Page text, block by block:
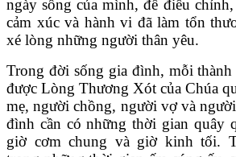
ngày sống của mình, để điều
cảm xúc và hành vi đã làm tổn
xé lòng những người thân yêu.
Trong đời sống gia đình, mỗi thành
được Lòng Thương Xót của Chúa
mẹ, người chồng, người vợ và
đình cần có những thời gian quây
giờ cơm chung và giờ kinh tối.